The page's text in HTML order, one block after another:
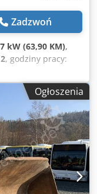
Zadzwoń
kW (63,90 KM),
, godziny pracy:
- Sterowanie za
Adqea - Kabina
– rok produkcji
seria 3,
jest w
roboczych.
pod względem
do różnorodnych
użycia.
godzin roboczych
Ogłoszenia